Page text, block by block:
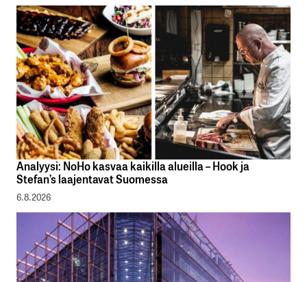
Analyysi: NoHo kasvaa kaikilla alueilla – Hook ja
Stefan’s laajentavat Suomessa
6.8.2026